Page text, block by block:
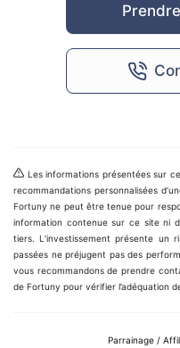
Les informations présentées sur
recommandations personnalisées
Fortuny ne peut être tenue pour
information contenue sur ce site ni
tiers. L’investissement présente
passées ne préjugent pas des
vous recommandons de prendre
de Fortuny pour vérifier l’adéquation
Parrainage /